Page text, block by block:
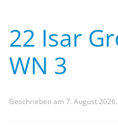
22 Isar
WN 3
Geschrieben am 7. August 2026.